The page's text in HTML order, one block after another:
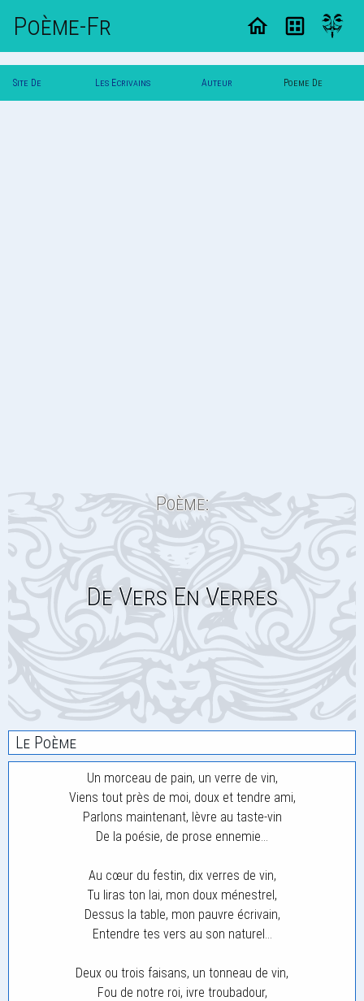
Poème-Fr
Site De Les Ecrivains Auteur Poeme De
Poème:
De Vers En Verres
Le Poème
Un morceau de pain, un verre de vin,
Viens tout près de moi, doux et tendre ami,
Parlons maintenant, lèvre au taste-vin
De la poésie, de prose ennemie…
Au cœur du festin, dix verres de vin,
Tu liras ton lai, mon doux ménestrel,
Dessus la table, mon pauvre écrivain,
Entendre tes vers au son naturel…
Deux ou trois faisans, un tonneau de vin,
Fou de notre roi, ivre troubadour,